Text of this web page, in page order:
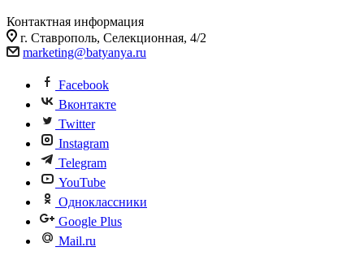
Контактная информация
г. Ставрополь, Селекционная, 4/2
marketing@batyanya.ru
Facebook
Вконтакте
Twitter
Instagram
Telegram
YouTube
Одноклассники
Google Plus
Mail.ru